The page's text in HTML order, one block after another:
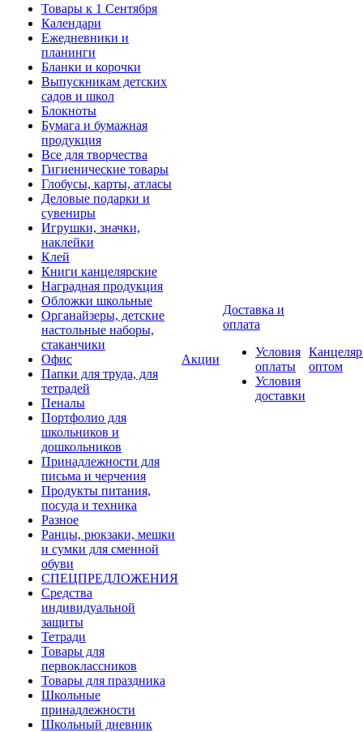
Товары к 1 Сентября
Календари
Ежедневники и
планинги
Бланки и корочки
Выпускникам детских
садов и школ
Блокноты
Бумага и бумажная
продукция
Все для творчества
Гигиенические товары
Глобусы, карты, атласы
Деловые подарки и
сувениры
Игрушки, значки,
наклейки
Клей
Книги канцелярские
Наградная продукция
Обложки школьные
Органайзеры, детские
настольные наборы,
стаканчики
Офис
Папки для труда, для
тетрадей
Пеналы
Портфолио для
школьников и
дошкольников
Принадлежности для
письма и черчения
Продукты питания,
посуда и техника
Разное
Ранцы, рюкзаки, мешки
и сумки для сменной
обуви
СПЕЦПРЕДЛОЖЕНИЯ
Средства
индивидуальной
защиты
Тетради
Товары для
первоклассников
Товары для праздника
Школьные
принадлежности
Школьный дневник
Акции
Доставка и
оплата
Условия
оплаты
Условия
доставки
оптом